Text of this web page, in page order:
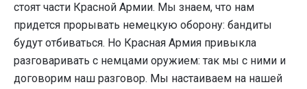
стоят части Красной Армии. Мы знаем, что нам
придется прорывать немецкую оборону: бандиты
будут отбиваться. Но Красная Армия привыкла
разговаривать с немцами оружием: так мы с ними и
договорим наш разговор. Мы настаиваем на нашей